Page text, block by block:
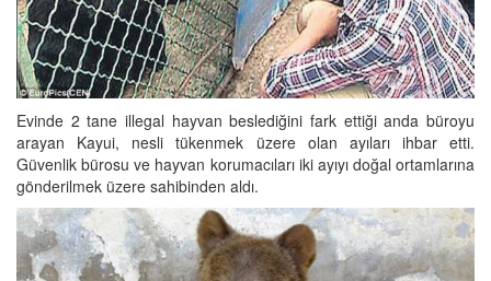
Evinde 2 tane illegal hayvan beslediğini fark ettiği anda büroyu
arayan Kayui, nesli tükenmek üzere olan ayıları ihbar etti.
Güvenlik bürosu ve hayvan korumacıları iki ayıyı doğal ortamlarına
gönderilmek üzere sahibinden aldı.